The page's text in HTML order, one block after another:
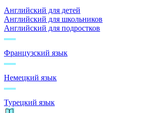
Английский для детей
Английский для школьников
Английский для подростков
Французский язык
Немецкий язык
Турецкий язык